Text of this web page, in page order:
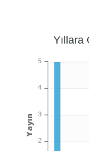
Yıllara
5
4
3
2
Yayın